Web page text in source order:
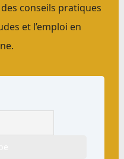
conseils pratiques
et l’emploi en